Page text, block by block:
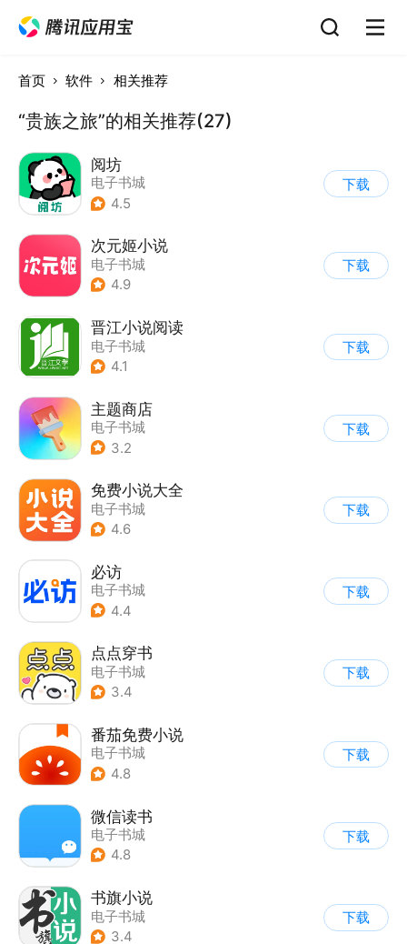
首页 软件 相关推荐
“贵族之旅”的相关推荐(27)
阅坊
电子书城
4.5
下载
次元姬小说
电子书城
4.9
下载
晋江小说阅读
电子书城
4.1
下载
主题商店
电子书城
3.2
下载
免费小说大全
电子书城
4.6
下载
必访
电子书城
4.4
下载
点点穿书
电子书城
3.4
下载
番茄免费小说
电子书城
4.8
下载
微信读书
电子书城
4.8
下载
书旗小说
电子书城
3.4
下载